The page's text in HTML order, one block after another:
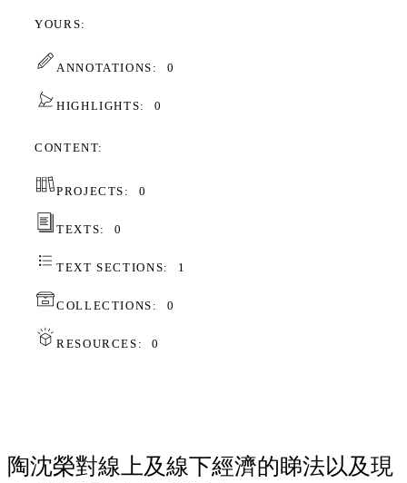
YOURS
ANNOTATIONS: 0
HIGHLIGHTS: 0
CONTENT
PROJECTS: 0
TEXTS: 0
TEXT SECTIONS: 1
COLLECTIONS: 0
RESOURCES: 0
陶沈榮對線上及線下經濟的睇法以及現